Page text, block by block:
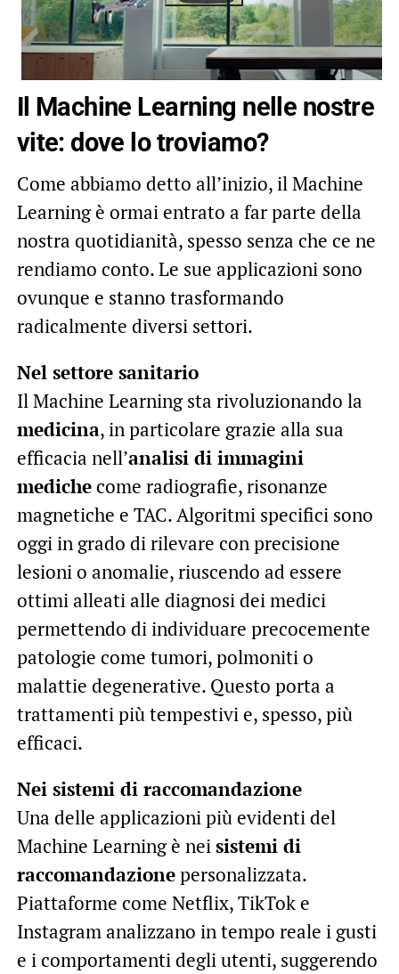
Il Machine Learning nelle nostre
vite: dove lo troviamo?
Come abbiamo detto all’inizio, il Machine
Learning è ormai entrato a far parte della
nostra quotidianità, spesso senza che ce ne
rendiamo conto. Le sue applicazioni sono
ovunque e stanno trasformando
radicalmente diversi settori.
Nel settore sanitario
Il Machine Learning sta rivoluzionando la
medicina, in particolare grazie alla sua
efficacia nell’analisi di immagini
medichecome radiografie, risonanze
magnetiche e TAC. Algoritmi specifici sono
oggi in grado di rilevare con precisione
lesioni o anomalie, riuscendo ad essere
ottimi alleati alle diagnosi dei medici
permettendo di individuare precocemente
patologie come tumori, polmoniti o
malattie degenerative. Questo porta a
trattamenti più tempestivi e, spesso, più
efficaci.
Nei sistemi di raccomandazione
Una delle applicazioni più evidenti del
Machine Learning è neisistemi di
raccomandazionepersonalizzata.
Piattaforme come Netflix, TikTok e
Instagram analizzano in tempo reale i gusti
e i comportamenti degli utenti, suggerendo